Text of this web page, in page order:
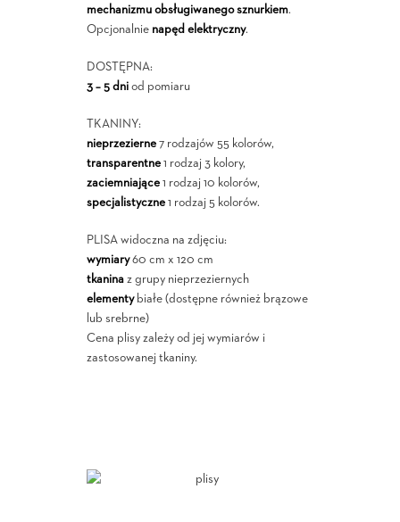
mechanizmu obsługiwanego sznurkiem.
Opcjonalnie napęd elektryczny.
DOSTĘPNA:
3 – 5 dniod pomiaru
TKANINY:
nieprzezierne7 rodzajów 55 kolorów,
transparentne1 rodzaj 3 kolory,
zaciemniające1 rodzaj 10 kolorów,
specjalistyczne1 rodzaj 5 kolorów.
PLISA widoczna na zdjęciu:
wymiary60 cm x 120 cm
tkaninaz grupy nieprzeziernych
elementybiałe (dostępne również brązowe
lub srebrne)
Cena plisy zależy od jej wymiarów i
zastosowanej tkaniny.